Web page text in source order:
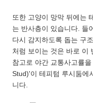
또한 고양이 망막 뒤에는
는 반사층이 있습니다. 들
다시 감지하도록 돕는 구
처럼 보이는 것은 바로 이
참고로 야간 교통사고률
Stud)'이 테피텀 루시둠에
니다.